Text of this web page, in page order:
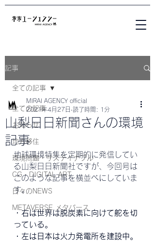
記事
全ての記事
お知らせ
地方移住
環境問題・サステイナブル
CG・DIGITAL ART
日々のNEWS
METAVERSE メタバース
全ての記事
山梨日日新聞さんの環境
記事
MIRAI AGENCY official
2021年4月27日 読了時間: 1分
地球環境特集を定期的に発信してい
る山梨日日新聞社ですが、今回号は
このような記事を横並べにしていま
す。
・右は世界は脱炭素に向けて舵を切
っている。
・左は日本は火力発電所を建設中。